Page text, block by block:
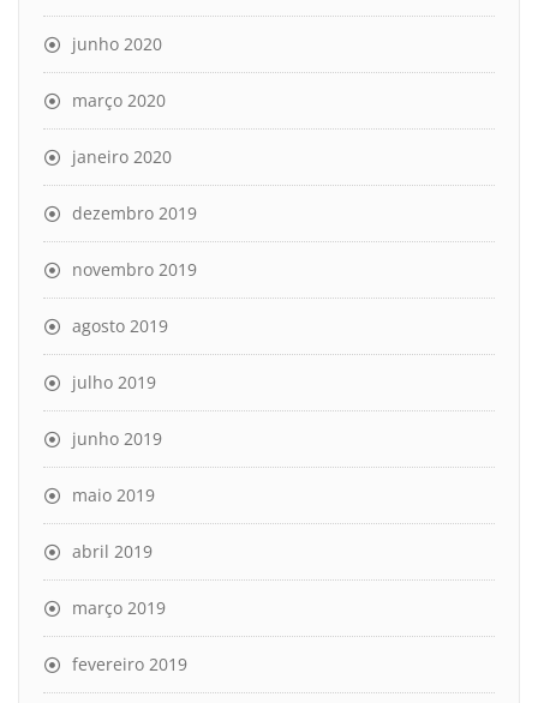
junho 2020
março 2020
janeiro 2020
dezembro 2019
novembro 2019
agosto 2019
julho 2019
junho 2019
maio 2019
abril 2019
março 2019
fevereiro 2019